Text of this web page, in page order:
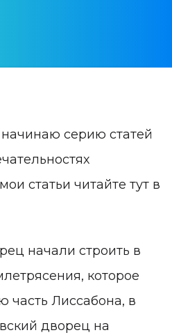
начинаю серию статей
статьи читайте тут в
начали строить в
которое
часть Лиссабона, в
дворец на